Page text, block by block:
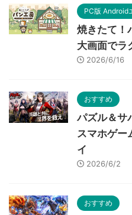
PC版 Android
焼きたて！
大画面でラ
2026/6/16
おすすめ
パズル＆サ
スマホゲー
イ
2026/6/2
おすすめ